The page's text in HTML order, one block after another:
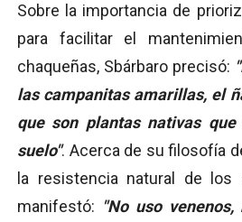
Sobre la importancia de
para facilitar el
chaqueñas, Sbárbaro precisó:
las campanitas amarillas, el
que son plantas nativas
suelo". Acerca de su filosofía
la resistencia natural de los
manifestó: "No uso